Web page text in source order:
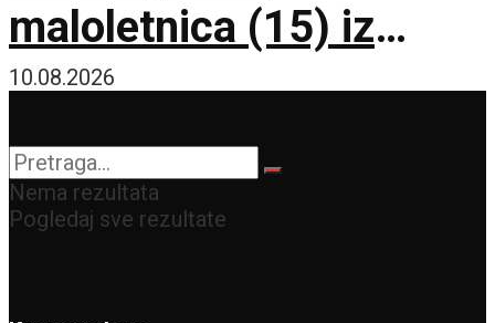
maloletnica (15) iz
Beograda privedena i
saslušana, pronađen i
nož
10.08.2026
Nema rezultata
Pogledaj sve rezultate